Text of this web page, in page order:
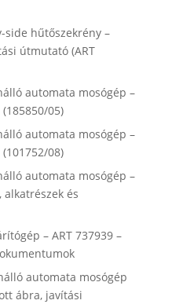
side hűtőszekrény –
útmutató (ART
automata mosógép –
05)
automata mosógép –
08)
automata mosógép –
alkatrészek és
– ART 737939 –
automata mosógép
ábra, javítási